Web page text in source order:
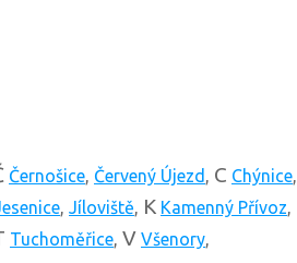
Černošice, Červený Újezd , C Chýnice,
, Jíloviště, K Kamenný Přívoz,
Tuchoměřice, V Všenory,